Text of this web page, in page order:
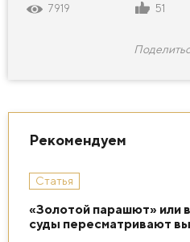
7919 51
Рекомендуем
Статья
«Золотой парашют» или
суды пересматривают